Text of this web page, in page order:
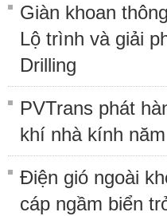
Giàn khoan
Lộ trình và giải
Drilling
PVTrans phát
khí nhà kính
Điện gió ngoài
cáp ngầm biển